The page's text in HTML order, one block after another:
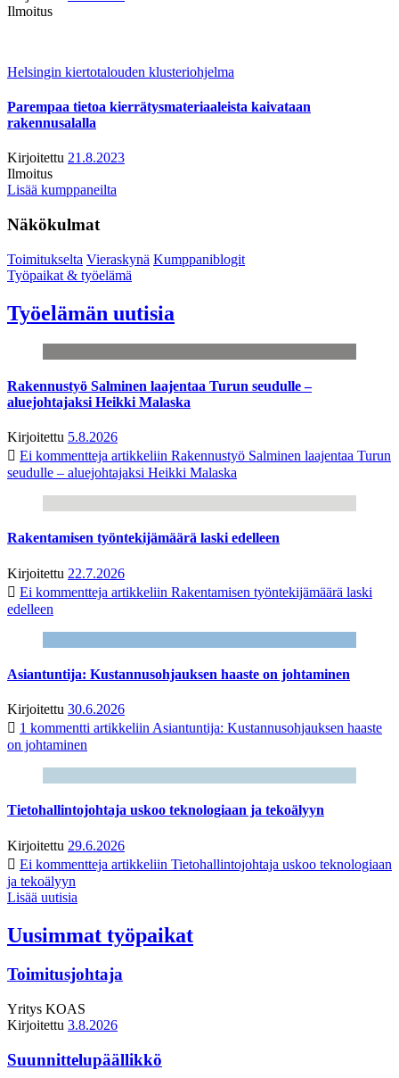
Ilmoitus
Helsingin kiertotalouden klusteriohjelma
Parempaa tietoa kierrätysmateriaaleista kaivataan
rakennusalalla
Kirjoitettu 21.8.2023
Ilmoitus
Lisää kumppaneilta
Näkökulmat
Toimitukselta Vieraskynä Kumppaniblogit
Työpaikat & työelämä
Työelämän uutisia
Rakennustyö Salminen laajentaa Turun seudulle –
aluejohtajaksi Heikki Malaska
Kirjoitettu 5.8.2026
Ei kommentteja artikkeliin Rakennustyö Salminen laajentaa Turun
seudulle – aluejohtajaksi Heikki Malaska
Rakentamisen työntekijämäärä laski edelleen
Kirjoitettu 22.7.2026
Ei kommentteja artikkeliin Rakentamisen työntekijämäärä laski
edelleen
Asiantuntija: Kustannusohjauksen haaste on johtaminen
Kirjoitettu 30.6.2026
1 kommentti artikkeliin Asiantuntija: Kustannusohjauksen haaste
on johtaminen
Tietohallintojohtaja uskoo teknologiaan ja tekoälyyn
Kirjoitettu 29.6.2026
Ei kommentteja artikkeliin Tietohallintojohtaja uskoo teknologiaan
ja tekoälyyn
Lisää uutisia
Uusimmat työpaikat
Toimitusjohtaja
Yritys KOAS
Kirjoitettu 3.8.2026
Suunnittelupäällikkö